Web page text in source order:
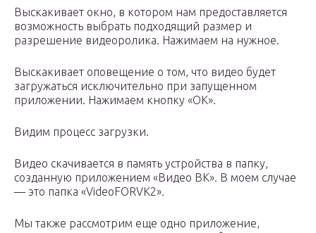
Выскакивает окно, в котором нам предоставляется
возможность выбрать подходящий размер и
разрешение видеоролика. Нажимаем на нужное.
Выскакивает оповещение о том, что видео будет
загружаться исключительно при запущенном
приложении. Нажимаем кнопку «OK».
Видим процесс загрузки.
Видео скачивается в память устройства в папку,
созданную приложением «Видео ВК». В моем случае
— это папка «VideoFORVK2».
Мы также рассмотрим еще одно приложение,